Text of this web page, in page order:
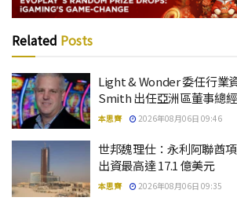
Related Posts
Light & Wonder 委任行業
Smith 出任亞洲區董事總
本思齊 2026年08月06日 09:46
世邦魏理仕：永利阿聯酋
出資最高達 17.1 億美元
本思齊 2026年08月06日 09:35